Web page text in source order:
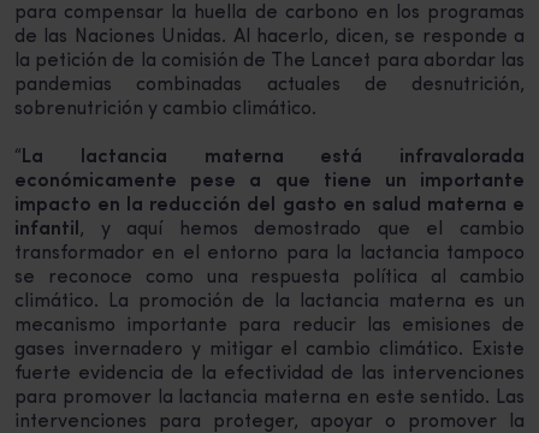
para compensar la huella de carbono en los programas
de las Naciones Unidas. Al hacerlo, dicen, se responde a
la petición de la comisión de The Lancet para abordar las
pandemias combinadas actuales de desnutrición,
sobrenutrición y cambio climático.
“ La lactancia materna está infravalorada
económicamente pese a que tiene un importante
impacto en la reducción del gasto en salud materna e
infantil , y aquí hemos demostrado que el cambio
transformador en el entorno para la lactancia tampoco
se reconoce como una respuesta política al cambio
climático. La promoción de la lactancia materna es un
mecanismo importante para reducir las emisiones de
gases invernadero y mitigar el cambio climático. Existe
fuerte evidencia de la efectividad de las intervenciones
para promover la lactancia materna en este sentido. Las
intervenciones para proteger, apoyar o promover la